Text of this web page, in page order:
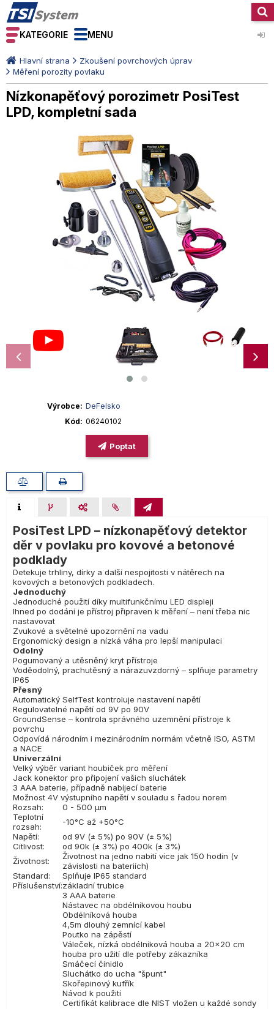
KATEGORIE MENU
Hlavní strana
Zkoušení povrchových úprav
Měření porozity povlaku
Nízkonapěťový porozimetr PosiTest
LPD, kompletní sada
Výrobce
DeFelsko
Kód
06240102
Poptat
PosiTest LPD – nízkonapěťový detektor
děr v povlaku pro kovové a betonové
podklady
Detekuje trhliny, dírky a další nespojitosti v nátěrech na
kovových a betonových podkladech.
Jednoduchý
Jednoduché použití díky multifunkčnímu LED displeji
Ihned po dodání je přístroj připraven k měření – není třeba nic
nastavovat
Zvukové a světelné upozornění na vadu
Ergonomický design a nízká váha pro lepší manipulaci
Odolný
Pogumovaný a utěsněný kryt přístroje
Voděodolný, prachutěsný a nárazuvzdorný – splňuje parametry
IP65
Přesný
Automatický SelfTest kontroluje nastavení napětí
Regulovatelné napětí od 9V po 90V
GroundSense – kontrola správného uzemnění přístroje k
povrchu
Odpovídá národním i mezinárodním normám včetně ISO, ASTM
a NACE
Univerzální
Velký výběr variant houbiček pro měření
Jack konektor pro připojení vašich sluchátek
3 AAA baterie, případně nabíjecí baterie
Možnost 4V výstupního napětí v souladu s řadou norem
Rozsah:
0 - 500 µm
Teplotní
rozsah:
-10°C až +50°C
Napětí:
od 9V (± 5%) po 90V (± 5%)
Citlivost:
od 90k (± 3%) po 400k (± 3%)
Životnost:
Životnost na jedno nabití více jak 150 hodin (v
závislosti na bateriích)
Standard:
Splňuje IP65 standard
Příslušenství:základní trubice
3 AAA baterie
Nástavec na obdélníkovou houbu
Obdélníková houba
4,5m dlouhý zemnící kabel
Poutko na zápěstí
Váleček, nízká obdélníková houba a 20×20 cm
houba pro užití dle potřeby zákazníka
Smáčecí činidlo
Sluchátko do ucha "špunt"
Skořepinový kufřík
Návod k použití
Certifikát kalibrace dle NIST vložen u každé sondy